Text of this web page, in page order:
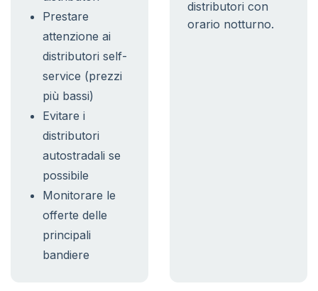
Prestare
attenzione ai
distributori self-
service (prezzi
più bassi)
Evitare i
distributori
autostradali se
possibile
Monitorare le
offerte delle
principali
bandiere
distributori con
orario notturno.